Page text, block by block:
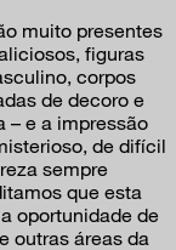
muito presentes
figuras
corpos
de decoro e
– e a impressão
de difícil
sempre
que esta
oportunidade de
outras áreas da